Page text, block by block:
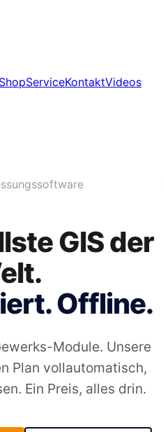
ShopServiceKontaktVideos
GIS der
Offline.
Module. Unsere
Plan vollautomatisch,
Ein Preis, alles drin.